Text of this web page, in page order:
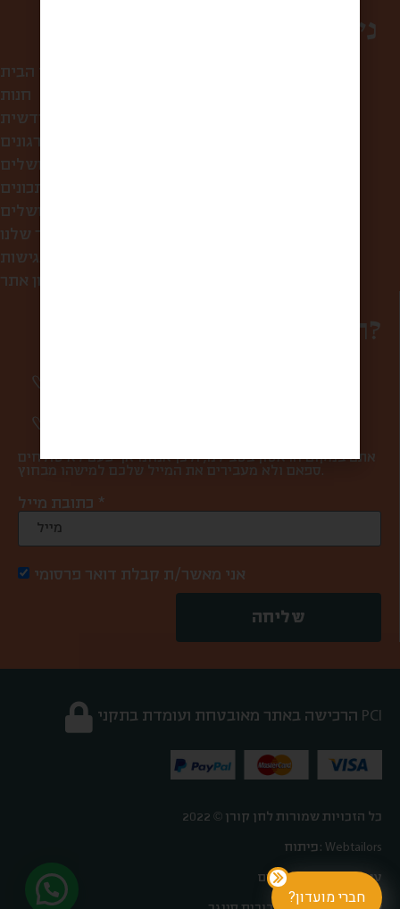
ניווט באתר
עמוד הבית
חנות
קופסת הפתעה חודשית
לחברות ולארגונים
סיורי אוכל בירושלים
מתכונים
הסיפור שלנו
הצהרת נגישות
תקנון אתר
רוצים להפוך למשפחה?
אתם במקום הראשון בשבילנו, ולכן אנחנו אף פעם לא שולחים
כתובת מייל *
אני מאשר/ת קבלת דואר פרסומי
שליחה
הרכישה באתר מאובטחת ועומדת בתקני PCI
כל הזכויות שמורות לחן קורן © 2022
פיתוח: Webtailors
עיצוב: אורטל פלדהיים
חברי מועדון?